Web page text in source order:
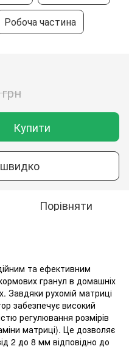
Робоча частина
Купити
Порівняти
та ефективним
гранул в домашніх
Завдяки рухомій матриці
забезпечує високий
регулювання розмірів
матриці). Це дозволяє
2 до 8 мм відповідно до